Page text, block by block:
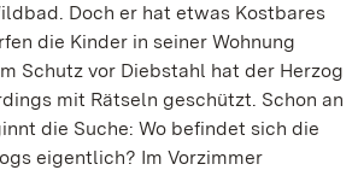
Doch er hat etwas Kostbares
die Kinder in seiner Wohnung
Schutz vor Diebstahl hat der Herzog
mit Rätseln geschützt. Schon an
die Suche: Wo befindet sich die
eigentlich? Im Vorzimmer